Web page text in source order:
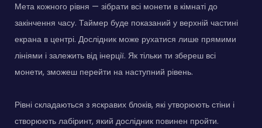
Мета кожного рівня — зібрати всі монети в кімнаті до
закінчення часу. Таймер буде показаний у верхній частині
екрана в центрі. Дослідник може рухатися лише прямими
лініями і залежить від інерції. Як тільки ти збереш всі
монети, зможеш перейти на наступний рівень.
Рівні складаються з яскравих блоків, які утворюють стіни і
створюють лабіринт, який дослідник повинен пройти.